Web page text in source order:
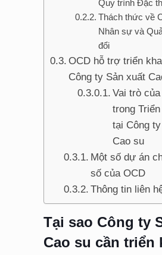
Quy trình Đặc
Thách thức về
Nhân sự và
đổi
OCD hỗ trợ triển
Công ty Sản xuất
Vai trò
trong
tại Công
Cao su
Một số dự án
số của OCD
Thông tin liên
Tại sao Công ty
Cao su cần triển